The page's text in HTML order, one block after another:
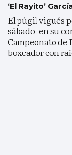
‘El Rayito’
El púgil vigués
sábado, en su
Campeonato de
boxeador con